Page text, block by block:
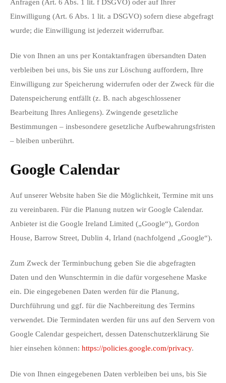
Anfragen (Art. 6 Abs. 1 lit. f DSGVO) oder auf Ihrer
Einwilligung (Art. 6 Abs. 1 lit. a DSGVO) sofern diese abgefragt
wurde; die Einwilligung ist jederzeit widerrufbar.
Die von Ihnen an uns per Kontaktanfragen übersandten Daten
verbleiben bei uns, bis Sie uns zur Löschung auffordern, Ihre
Einwilligung zur Speicherung widerrufen oder der Zweck für die
Datenspeicherung entfällt (z. B. nach abgeschlossener
Bearbeitung Ihres Anliegens). Zwingende gesetzliche
Bestimmungen – insbesondere gesetzliche Aufbewahrungsfristen
– bleiben unberührt.
Google Calendar
Auf unserer Website haben Sie die Möglichkeit, Termine mit uns
zu vereinbaren. Für die Planung nutzen wir Google Calendar.
Anbieter ist die Google Ireland Limited („Google“), Gordon
House, Barrow Street, Dublin 4, Irland (nachfolgend „Google“).
Zum Zweck der Terminbuchung geben Sie die abgefragten
Daten und den Wunschtermin in die dafür vorgesehene Maske
ein. Die eingegebenen Daten werden für die Planung,
Durchführung und ggf. für die Nachbereitung des Termins
verwendet. Die Termindaten werden für uns auf den Servern von
Google Calendar gespeichert, dessen Datenschutzerklärung Sie
hier einsehen können: https://policies.google.com/privacy.
Die von Ihnen eingegebenen Daten verbleiben bei uns, bis Sie